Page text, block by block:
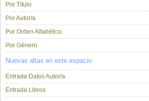
Por Título
Por Autor/a
Por Orden Alfabético
Por Género
Nuevas altas en este espacio
Entrada Datos Autor/a
Entrada Libros